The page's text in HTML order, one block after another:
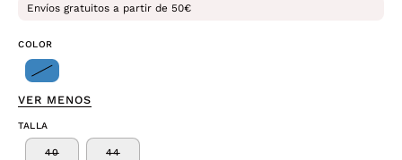
Envíos gratuitos a partir de 50€
COLOR
VER MENOS
TALLA
40 44